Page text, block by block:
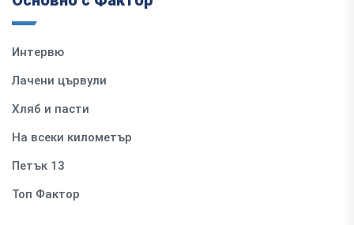
Интервю
Лачени цървули
Хляб и пасти
На всеки километър
Петък 13
Топ Фактор